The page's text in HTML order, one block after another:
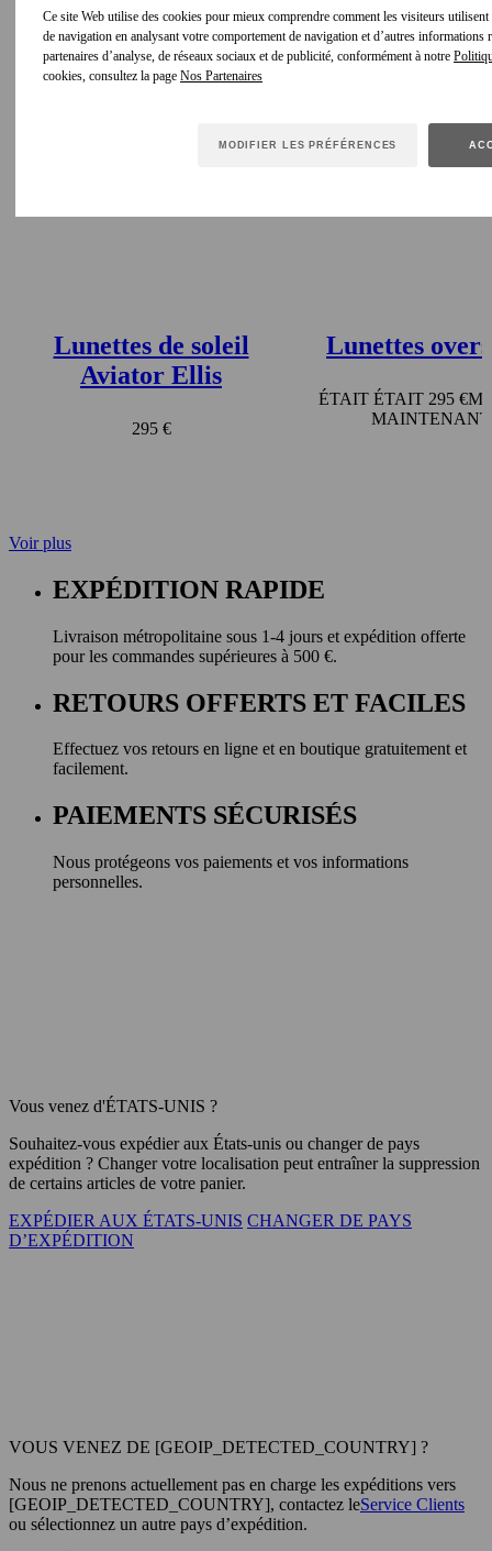
Ce site Web utilise des cookies pour mieux comprendre comment les visiteurs
de navigation en analysant votre comportement de navigation et d’autres
partenaires d’analyse, de réseaux sociaux et de publicité, conformément à notre
cookies, consultez la page
MODIFIER LES PRÉFÉRENCES
Lunettes de soleil
Aviator Ellis
295 €
Lunettes
295 €
Voir plus
EXPÉDITION RAPIDE
Livraison métropolitaine sous 1-4 jours et expédition offerte
pour les commandes supérieures à 500 €.
RETOURS OFFERTS ET FACILES
Effectuez vos retours en ligne et en boutique gratuitement et
facilement.
PAIEMENTS SÉCURISÉS
Nous protégeons vos paiements et vos informations
personnelles.
Vous venez d'ÉTATS-UNIS ?
Souhaitez-vous expédier aux États-unis ou changer de pays
expédition ? Changer votre localisation peut entraîner la suppression
de certains articles de votre panier.
EXPÉDIER AUX ÉTATS-UNIS CHANGER DE PAYS
D’EXPÉDITION
VOUS VENEZ DE [GEOIP_DETECTED_COUNTRY] ?
Nous ne prenons actuellement pas en charge les expéditions vers
[GEOIP_DETECTED_COUNTRY], contactez leService Clients
ou sélectionnez un autre pays d’expédition.